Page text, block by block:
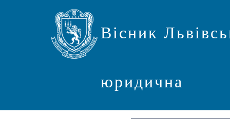
Вісник
юридична